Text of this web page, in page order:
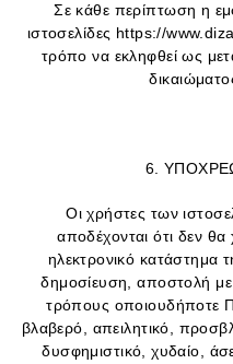
Σε κάθε περίπτωση η
ιστοσελίδες https://
τρόπο να εκληφθεί ως
6.
Οι χρήστες των
αποδέχονται ότι δεν θα
ηλεκτρονικό κατάστημα
δημοσίευση, αποστολή
τρόπους οποιουδήποτε
βλαβερό, απειλητικό,
δυσφημιστικό, χυδαίο,